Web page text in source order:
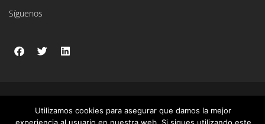
Síguenos
Utilizamos cookies para asegurar que damos la mejor